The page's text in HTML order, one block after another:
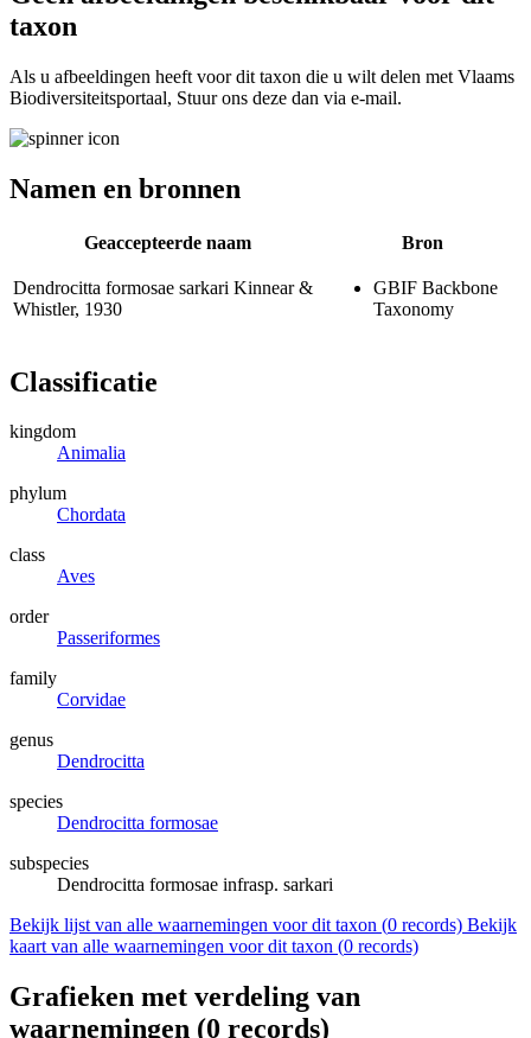
taxon
Als u afbeeldingen heeft voor dit taxon die u wilt delen met Vlaams
Biodiversiteitsportaal, Stuur ons deze dan via e-mail.
Namen en bronnen
Geaccepteerde naam Bron
Dendrocitta formosae sarkari Kinnear &
Whistler, 1930
GBIF Backbone
Taxonomy
Classificatie
kingdom
Animalia
phylum
Chordata
class
Aves
order
Passeriformes
family
Corvidae
genus
Dendrocitta
species
Dendrocitta formosae
subspecies
Dendrocitta formosae infrasp. sarkari
Bekijk lijst van alle waarnemingen voor dit taxon (0 records) Bekijk
kaart van alle waarnemingen voor dit taxon (0 records)
Grafieken met verdeling van
waarnemingen (0 records)